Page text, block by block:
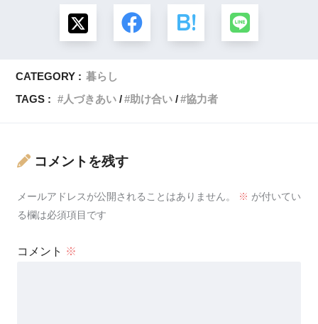
CATEGORY : 暮らし
TAGS :
人づきあい 助け合い 協力者
コメントを残す
メールアドレスが公開されることはありません。 ※ が付いてい
る欄は必須項目です
コメント ※